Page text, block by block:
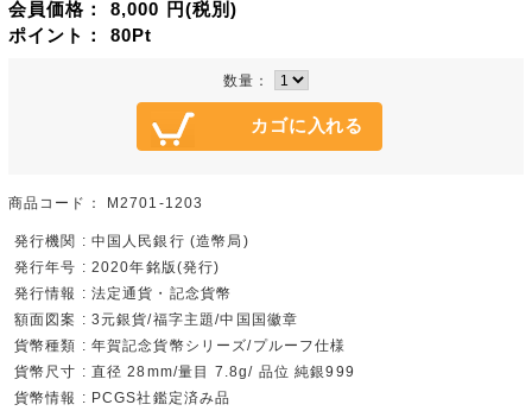
会員価格： 8,000 円(税別)
ポイント： 80Pt
数量：
商品コード： M2701-1203
発行機関 : 中国人民銀行 (造幣局)
発行年号 : 2020年銘版(発行)
発行情報 : 法定通貨・記念貨幣
額面図案 : 3元銀貨/福字主題/中国国徽章
貨幣種類 : 年賀記念貨幣シリーズ/プルーフ仕様
貨幣尺寸 : 直径 28mm/量目 7.8g/ 品位 純銀999
貨幣情報 : PCGS社鑑定済み品